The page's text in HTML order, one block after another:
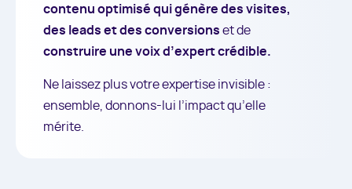
contenu optimisé qui génère des visites,
des leads et des conversions et de
construire une voix d’expert crédible.
Ne laissez plus votre expertise invisible :
ensemble, donnons-lui l’impact qu’elle
mérite.